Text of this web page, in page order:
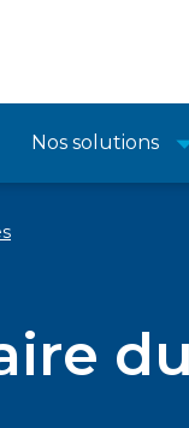
Nos solutions